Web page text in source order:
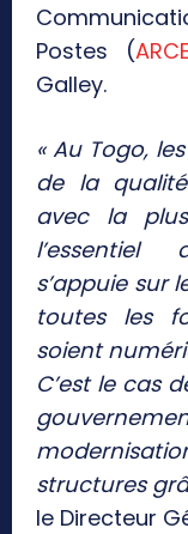
Postes (
Galley.
« Au Togo,
de la
avec la
l’essentiel
s’appuie sur
toutes les
soient
C’est le cas
structures
le Directeur